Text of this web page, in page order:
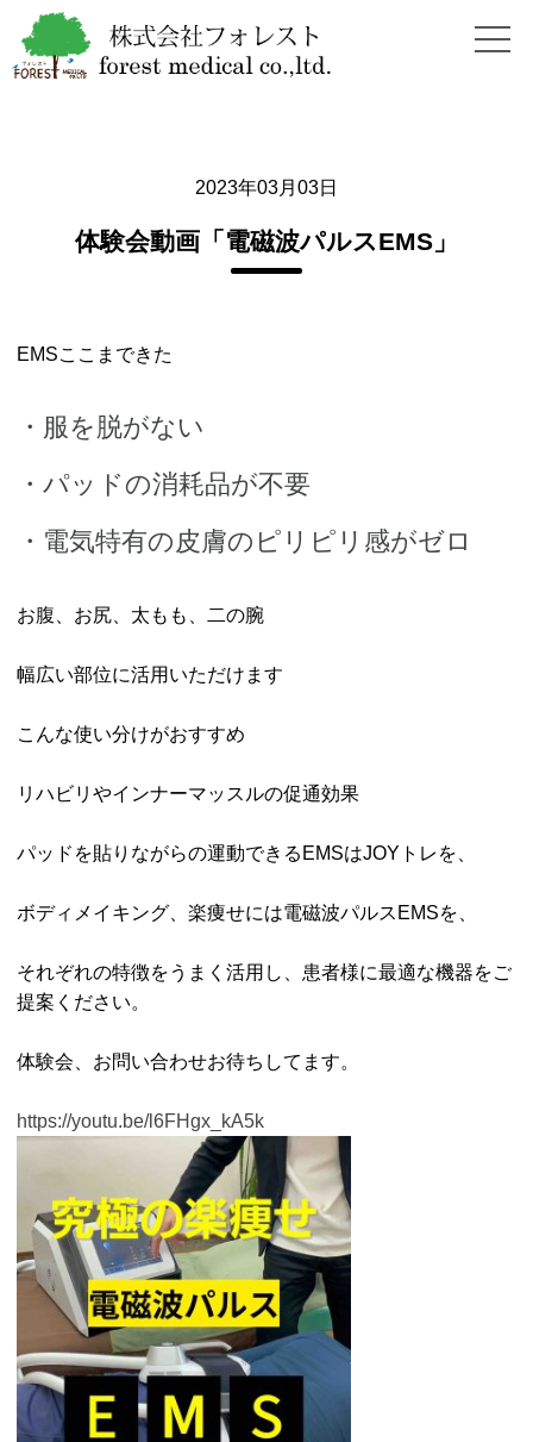
2023年03月03日
体験会動画「電磁波パルスEMS」
EMSここまできた
・服を脱がない
・パッドの消耗品が不要
・電気特有の皮膚のピリピリ感がゼロ
お腹、お尻、太もも、二の腕
幅広い部位に活用いただけます
こんな使い分けがおすすめ
リハビリやインナーマッスルの促通効果
パッドを貼りながらの運動できるEMSはJOYトレを、
ボディメイキング、楽痩せには電磁波パルスEMSを、
それぞれの特徴をうまく活用し、患者様に最適な機器をご
提案ください。
体験会、お問い合わせお待ちしてます。
https://youtu.be/l6FHgx_kA5k